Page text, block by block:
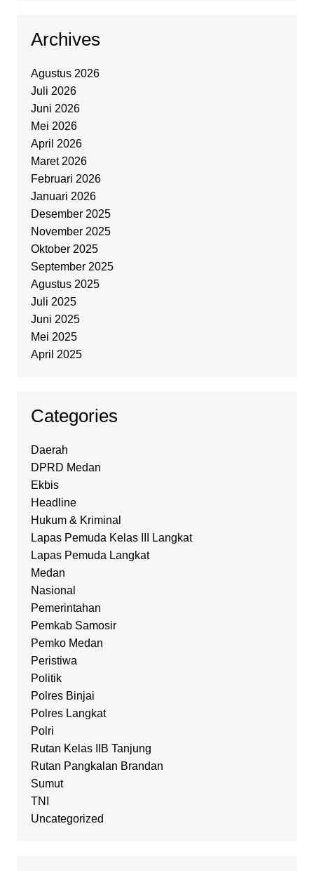
Archives
Agustus 2026
Juli 2026
Juni 2026
Mei 2026
April 2026
Maret 2026
Februari 2026
Januari 2026
Desember 2025
November 2025
Oktober 2025
September 2025
Agustus 2025
Juli 2025
Juni 2025
Mei 2025
April 2025
Categories
Daerah
DPRD Medan
Ekbis
Headline
Hukum & Kriminal
Lapas Pemuda Kelas III Langkat
Lapas Pemuda Langkat
Medan
Nasional
Pemerintahan
Pemkab Samosir
Pemko Medan
Peristiwa
Politik
Polres Binjai
Polres Langkat
Polri
Rutan Kelas IIB Tanjung
Rutan Pangkalan Brandan
Sumut
TNI
Uncategorized